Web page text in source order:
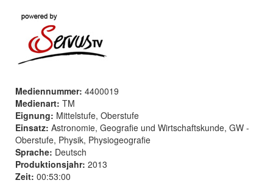
Mediennummer: 4400019
Medienart: TM
Eignung: Mittelstufe, Oberstufe
Einsatz: Astronomie, Geografie und Wirtschaftskunde, GW -
Oberstufe, Physik, Physiogeografie
Sprache: Deutsch
Produktionsjahr: 2013
Zeit: 00:53:00